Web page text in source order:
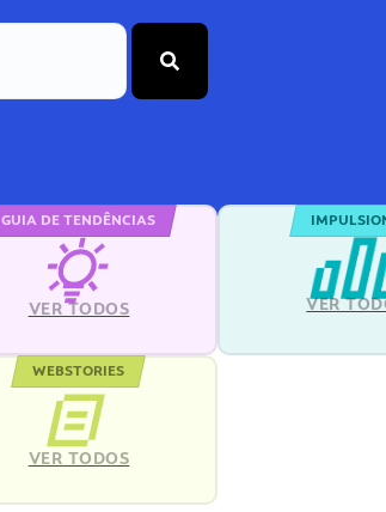
GUIA DE TENDÊNCIAS
VER TODOS VER
WEBSTORIES
VER TODOS